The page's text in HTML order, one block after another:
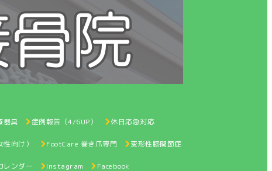
器具 症例報告（4/6UP） 休日応急対応
向け） FootCare 巻き爪専門 変形性膝関節症
レンダー Instagram Facebook